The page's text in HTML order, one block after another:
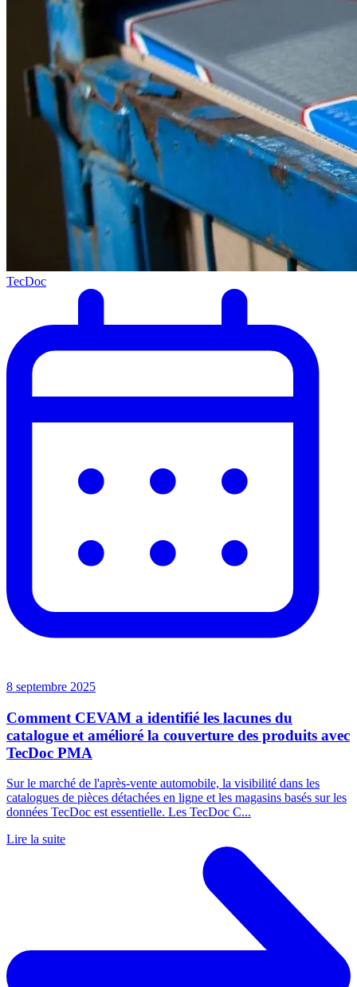
TecDoc
8 septembre 2025
Comment CEVAM a identifié les lacunes du
catalogue et amélioré la couverture des produits avec
TecDoc PMA
Sur le marché de l'après-vente automobile, la visibilité dans les
catalogues de pièces détachées en ligne et les magasins basés sur les
données TecDoc est essentielle. Les TecDoc C...
Lire la suite